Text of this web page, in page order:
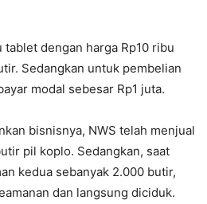
tablet dengan harga Rp10 ribu
Sedangkan untuk pembelian
modal sebesar Rp1 juta.
bisnisnya, NWS telah menjual
pil koplo. Sedangkan, saat
kedua sebanyak 2.000 butir,
dan langsung diciduk.